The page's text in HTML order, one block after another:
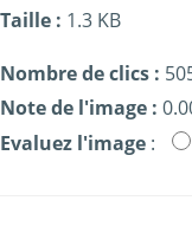
Taille : 1.3 KB
Nombre de clics :
Note de l'image :
Evaluez l'image :